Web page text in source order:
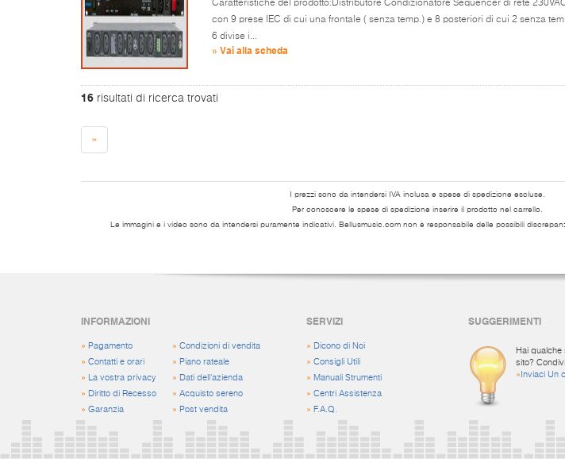
Caratteristiche del prodotto:Distributore Condizionatore Sequencer di rete
con 9 prese IEC di cui una frontale ( senza temp.) e 8 posteriori di cui 2 senza
6 divise i...
» Vai alla scheda
16 risultati di ricerca trovati
»
I prezzi sono da intendersi IVA inclusa e spese di spedizione escluse.
Per conoscere le spese di spedizione inserire il prodotto nel carrello.
Le immagini e i video sono da intendersi puramente indicativi. Bellusmusic.com non è responsabile delle possibili
INFORMAZIONI
» Pagamento
» Contatti e orari
»
La vostra privacy
» Diritto di Recesso
» Garanzia
» Condizioni di vendita
» Piano rateale
» Dati dell'azienda
» Acquisto sereno
» Post vendita
SERVIZI
» Dicono di Noi
»Consigli Utili
» Manuali Strumenti
»Centri Assistenza
» F.A.Q.
SUGGERIMENTI
Hai qualche
sito?
» Inviaci Un